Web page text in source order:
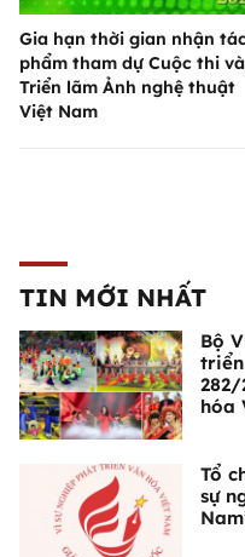
Gia hạn thời gian nhận tác
phẩm tham dự Cuộc thi và
Triển lãm Ảnh nghệ thuật
Việt Nam
TIN MỚI NHẤT
Bộ
hóa
Tổ
sự